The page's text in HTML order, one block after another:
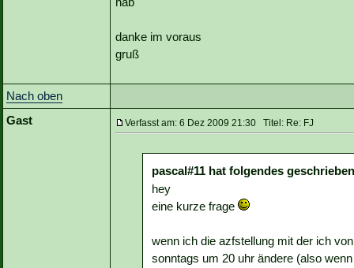
danke im voraus
gruß
Nach oben
Gast
Verfasst am: 6 Dez 2009 21:30 Titel: Re: FJ
pascal#11 hat folgendes
hey
eine kurze frage
wenn ich die azfstellung mit der ich
sonntags um 20 uhr ändere (also